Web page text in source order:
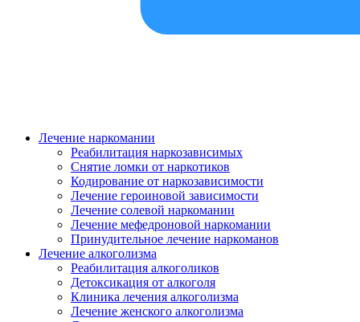
Лечение наркомании
Реабилитация наркозависимых
Снятие ломки от наркотиков
Кодирование от наркозависимости
Лечение героиновой зависимости
Лечение солевой наркомании
Лечение мефедроновой наркомании
Принудительное лечение наркоманов
Лечение алкоголизма
Реабилитация алкоголиков
Детоксикация от алкоголя
Клиника лечения алкоголизма
Лечение женского алкоголизма